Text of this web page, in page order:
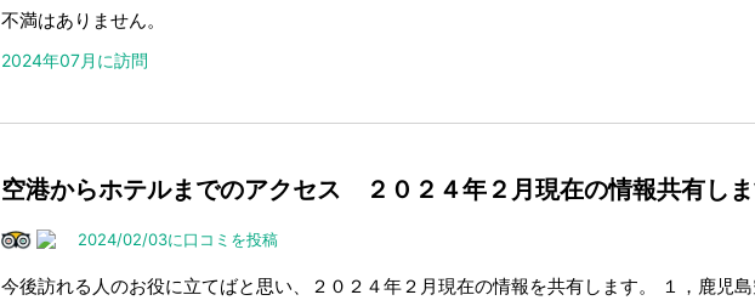
不満はありません。
2024年07月に訪問
空港からホテルまでのアクセス ２０２４年２月現在の情報共有し
2024/02/03に口コミを投稿
今後訪れる人のお役に立てばと思い、２０２４年２月現在の情報を共有します。 １，鹿児